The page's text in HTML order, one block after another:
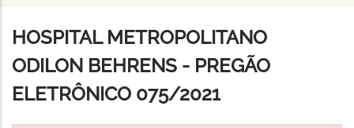
navegação
HOSPITAL METROPOLITANO
ODILON BEHRENS - PREGÃO
ELETRÔNICO 075/2021